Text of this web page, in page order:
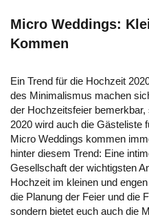
Micro Weddings:
Kommen
Ein Trend für die Hochzeit
des Minimalismus machen
der Hochzeitsfeier
2020 wird auch die Gästeliste
Micro Weddings kommen
hinter diesem Trend: Eine
Gesellschaft der wichtigsten
Hochzeit im kleinen und
die Planung der Feier und die
sondern bietet euch auch die